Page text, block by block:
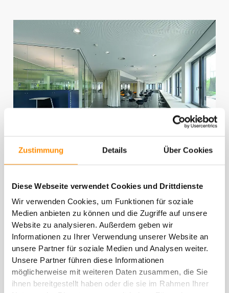
Zustimmung Details Über Cookies
Diese Webseite verwendet Cookies und Drittdienste
Wir verwenden Cookies, um Funktionen für soziale
Medien anbieten zu können und die Zugriffe auf unsere
Website zu analysieren. Außerdem geben wir
Informationen zu Ihrer Verwendung unserer Website an
unsere Partner für soziale Medien und Analysen weiter.
Unsere Partner führen diese Informationen
möglicherweise mit weiteren Daten zusammen, die Sie
ihnen bereitgestellt haben oder die sie im Rahmen Ihrer
Realisierung des Projekts auf dem ehemaligen Areal
des Güterbahnhofs Duisburg. Die Bauausführung
übernahm HOCHTIEF als Generalunternehmer. Im
August 2022 konnte das Hauptgebäude pünktlich
an die HSPV NRW übergeben werden – passend
zum Semesterstart. Die feierliche Einweihung folgte
im November desselben Jahres.
Das neue Studienzentrum bietet auf einer